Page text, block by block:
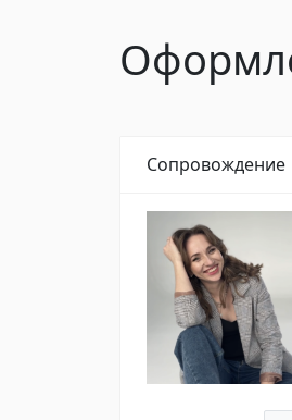
Сопровождение